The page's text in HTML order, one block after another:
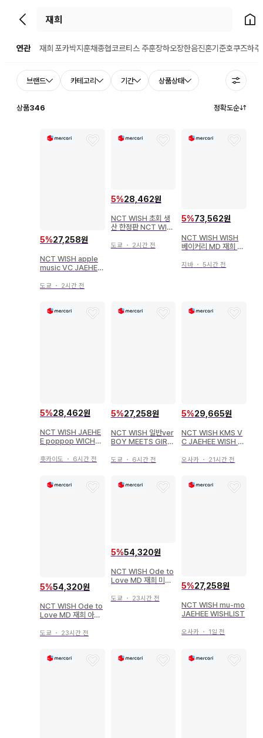
뒤로가기 홈으
연관 재희 포카박지훈채종협코르티스 주훈장하오장한음진혼기 준호쿠즈하주
브랜드 카테고리 기간 상품상태
상품346 정확도순
5%27,258원
NCT WISH apple
music VC JAEHEE
도쿄 ・ 2시간 전
5%28,462원
NCT WISH 초회 생
산 한정판 NCT WIS
MEETS GIRL JAEH
도쿄 ・ 2시간 전
5%73,562원
NCT WISH WISH
베이커리 MD 재희 포
지바 ・5시간 전
5%28,462원
NCT WISH JAEHE
E poppop WICHU
홋카이도 ・ 6시간 전
5%27,258원
NCT WISH 일반ver
BOY MEETS GIRL
DON!/BOY MEETS
도쿄 ・ 6시간 전
5%29,665원
NCT WISH KMS V
C JAEHEE WISH 6.
오사카 ・ 21시간 전
5%54,320원
NCT WISH Ode to
Love MD 재희 아크
도쿄 ・ 23시간 전
5%54,320원
NCT WISH Ode to
Love MD 재희 미니 I
도쿄 ・ 23시간 전
5%27,258원
NCT WISH mu-mo
JAEHEE WISHLIST
오사카 ・ 1일 전